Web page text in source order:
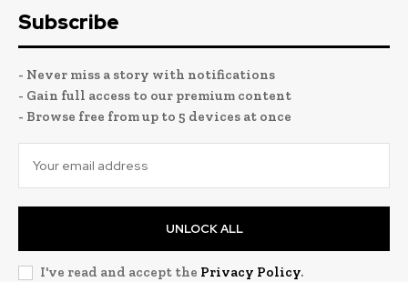
Subscribe
- Never miss a story with notifications
- Gain full access to our premium content
- Browse free from up to 5 devices at once
UNLOCK ALL
I've read and accept the Privacy Policy.